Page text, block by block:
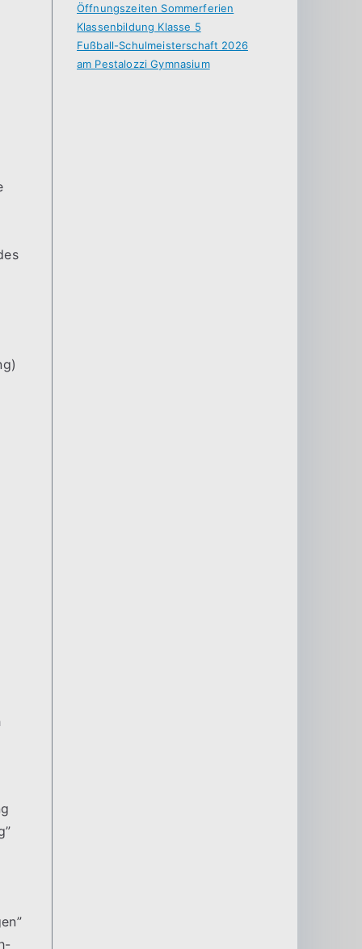
Öffnungszeiten Sommerferien
Klassenbildung Klasse 5
Fußball-Schulmeisterschaft 2026
am Pestalozzi Gymnasium